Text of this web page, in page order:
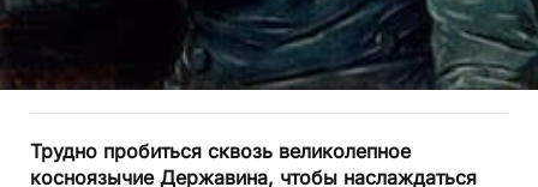
Трудно пробиться сквозь великолепное
косноязычие Державина, чтобы наслаждаться